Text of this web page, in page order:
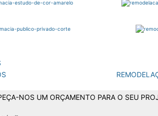
NOS UM ORÇAMENTO PARA O SEU